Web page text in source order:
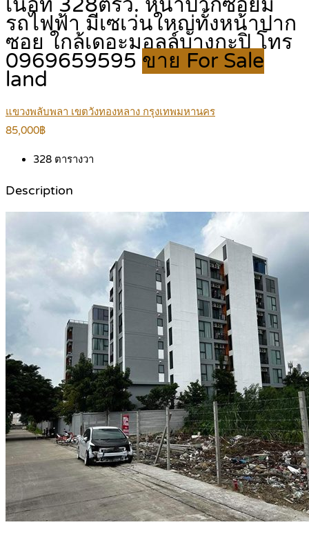
เนื้อที่ 328ตรว. หน้าปากซอยมี
รถไฟฟ้า มีเซเว่นใหญ่ทั้งหน้าปาก
ซอย ใกล้เดอะมอลล์บางกะปิ โทร
0969659595 ขาย For Sale
land
แขวงพลับพลา เขตวังทองหลาง กรุงเทพมหานคร
85,000฿
328 ตารางวา
Description